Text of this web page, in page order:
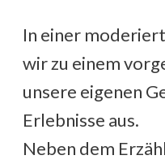
In einer
wir zu einem
unsere eigenen
Erlebnisse aus.
Neben dem